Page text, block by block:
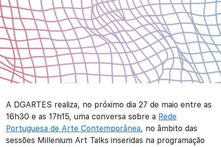
A DGARTES realiza, no próximo dia 27 de maio entre as
16h30 e as 17h15, uma conversa sobre a Rede
Portuguesa de Arte Contemporânea, no âmbito das
sessões Millenium Art Talks inseridas na programação